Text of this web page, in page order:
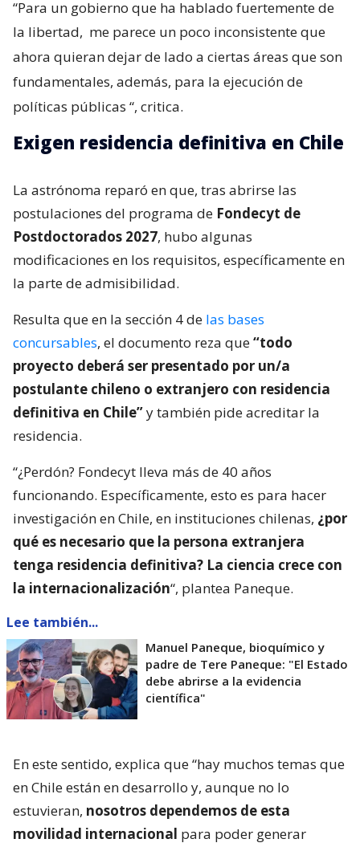
“Para un gobierno que ha hablado fuertemente de
la libertad, me parece un poco inconsistente que
ahora quieran dejar de lado a ciertas áreas que son
fundamentales, además, para la ejecución de
políticas públicas “, critica.
Exigen residencia definitiva en Chile
La astrónoma reparó en que, tras abrirse las
postulaciones del programa de Fondecyt de
Postdoctorados 2027, hubo algunas
modificaciones en los requisitos, específicamente en
la parte de admisibilidad.
Resulta que en la sección 4 de las bases
concursables, el documento reza que“todo
proyecto deberá ser presentado por un/a
postulante chileno o extranjero con residencia
definitiva en Chile”y también pide acreditar la
residencia.
“¿Perdón? Fondecyt lleva más de 40 años
funcionando. Específicamente, esto es para hacer
investigación en Chile, en instituciones chilenas, ¿por
qué es necesario que la persona extranjera
tenga residencia definitiva? La ciencia crece con
la internacionalización“, plantea Paneque.
Lee también...
Manuel Paneque, bioquímico y
padre de Tere Paneque: "El Estado
debe abrirse a la evidencia
científica"
En este sentido, explica que “hay muchos temas que
en Chile están en desarrollo y, aunque no lo
estuvieran, nosotros dependemos de esta
movilidad internacional para poder generar